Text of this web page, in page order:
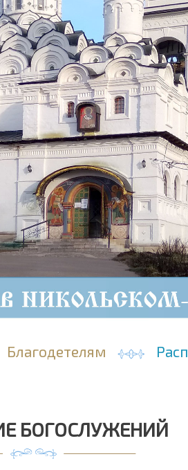
Благодетелям
БОГОСЛУЖЕНИЙ